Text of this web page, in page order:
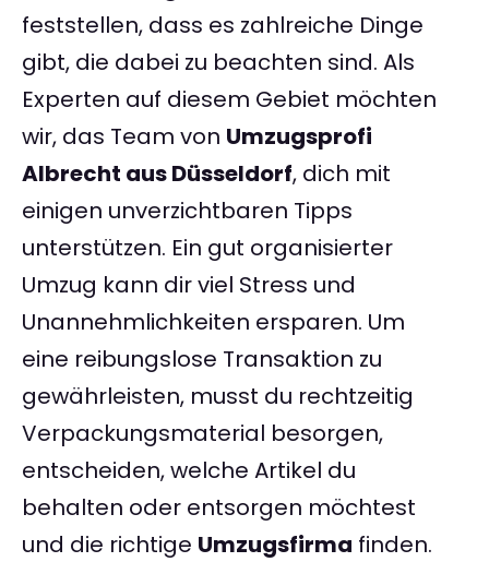
feststellen, dass es zahlreiche Dinge
gibt, die dabei zu beachten sind. Als
Experten auf diesem Gebiet möchten
wir, das Team von Umzugsprofi
Albrecht aus Düsseldorf, dich mit
einigen unverzichtbaren Tipps
unterstützen. Ein gut organisierter
Umzug kann dir viel Stress und
Unannehmlichkeiten ersparen. Um
eine reibungslose Transaktion zu
gewährleisten, musst du rechtzeitig
Verpackungsmaterial besorgen,
entscheiden, welche Artikel du
behalten oder entsorgen möchtest
und die richtige Umzugsfirma finden.